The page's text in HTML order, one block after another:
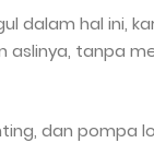
dalam hal ini,
tanpa
dan pompa